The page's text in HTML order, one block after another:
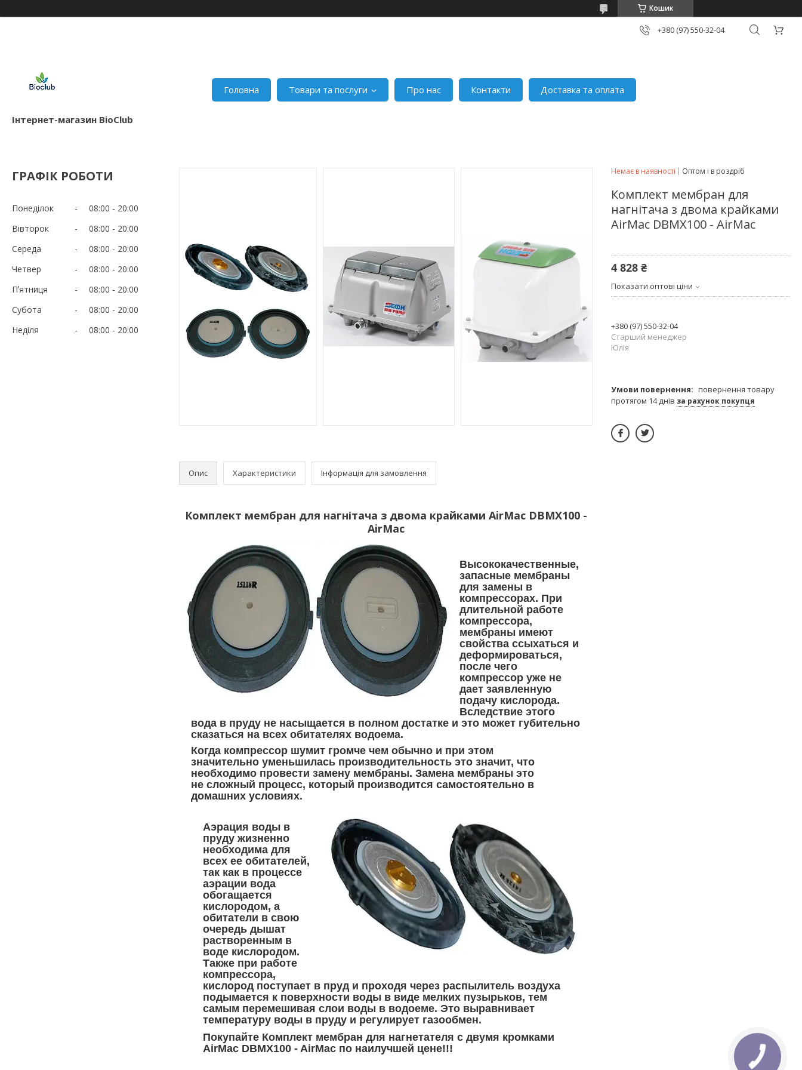
Кошик
+380 (97) 550-32-04
Інтернет-магазин BioClub
Головна Товари та послуги Про нас Контакти Доставка та оплата
ГРАФІК РОБОТИ
Понеділок 08:00
20:00
Вівторок
08:00
20:00
Середа
08:00
20:00
Четвер
08:00
20:00
Пʼятниця
08:00
20:00
Субота
08:00
20:00
Неділя
08:00 20:00
Опис Характеристики Інформація для замовлення
Комплект мембран для нагнітача з двома крайками AirMac DBMX100 -
AirMac
Высококачественные,
запасные мембраны
для замены в
компрессорах. При
длительной работе
компрессора,
мембраны имеют
свойства ссыхаться и
деформироваться,
после чего
компрессор уже не
дает заявленную
подачу кислорода.
Вследствие этого
вода в пруду не насыщается в полном достатке и это может губительно
сказаться на всех обитателях водоема.
Когда компрессор шумит громче чем обычно и при этом
значительно уменьшилась производительность это значит, что
необходимо провести замену мембраны. Замена мембраны это
не сложный процесс, который производится самостоятельно в
домашних условиях.
Аэрация воды в
пруду жизненно
необходима для
всех ее обитателей,
так как в процессе
аэрации вода
обогащается
кислородом, а
обитатели в свою
очередь дышат
растворенным в
воде кислородом.
Также при работе
компрессора,
кислород поступает в пруд и проходя через распылитель воздуха
подымается к поверхности воды в виде мелких пузырьков, тем
самым перемешивая слои воды в водоеме. Это выравнивает
температуру воды в пруду и регулирует газообмен.
Покупайте Комплект мембран для нагнетателя с двумя кромками
AirMac DBMX100 - AirMac по наилучшей цене!!!
Немає в наявності Оптом і в роздріб
Комплект мембран для
нагнітача з двома крайками
AirMac DBMX100 - AirMac
4 828 ₴
Показати оптові ціни
+380 (97) 550-32-04
Старший менеджер
Юлія
повернення товару
протягом 14 днів за рахунок покупця